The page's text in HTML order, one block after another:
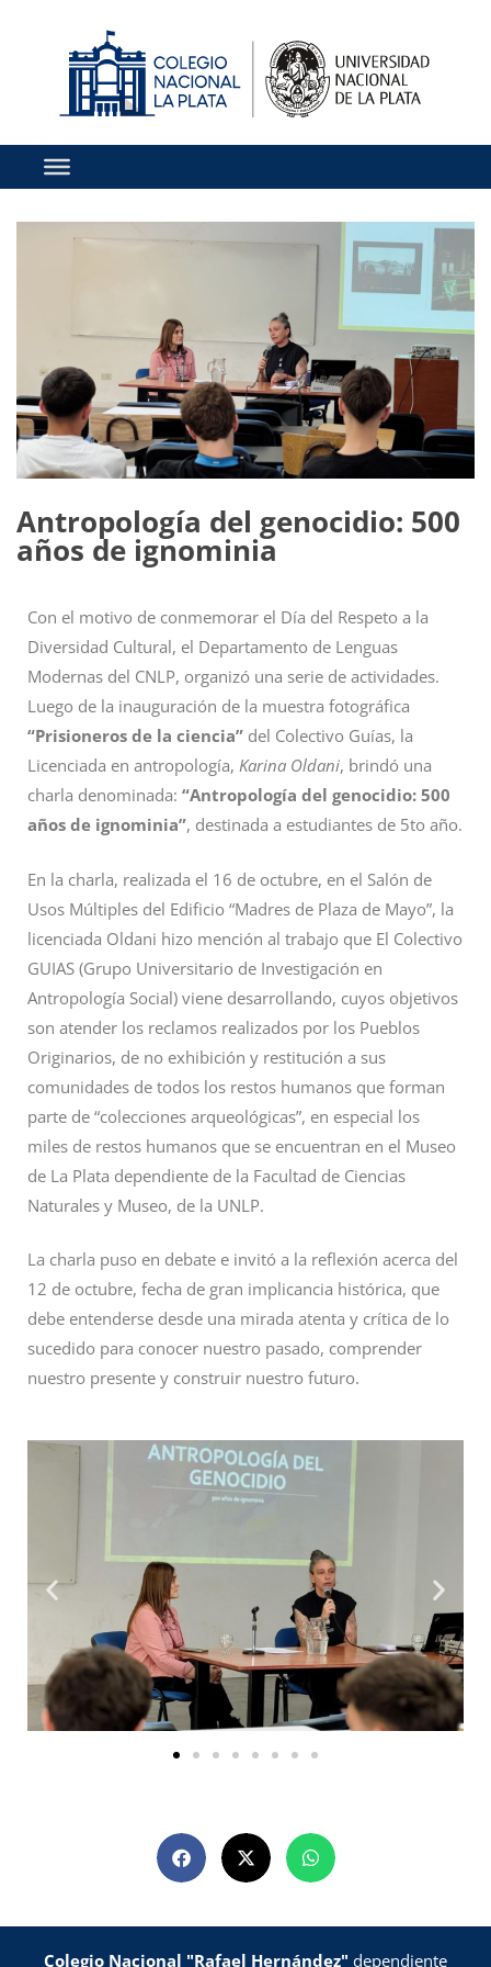
Antropología del genocidio: 500
años de ignominia
Con el motivo de conmemorar el Día del Respeto a la
Diversidad Cultural, el Departamento de Lenguas
Modernas del CNLP, organizó una serie de actividades.
Luego de la inauguración de la muestra fotográfica
“Prisioneros de la ciencia” del Colectivo Guías, la
Licenciada en antropología, Karina Oldani, brindó una
charla denominada: “Antropología del genocidio: 500
años de ignominia”, destinada a estudiantes de 5to año.
En la charla, realizada el 16 de octubre, en el Salón de
Usos Múltiples del Edificio “Madres de Plaza de Mayo”, la
licenciada Oldani hizo mención al trabajo que El Colectivo
GUIAS (Grupo Universitario de Investigación en
Antropología Social) viene desarrollando, cuyos objetivos
son atender los reclamos realizados por los Pueblos
Originarios, de no exhibición y restitución a sus
comunidades de todos los restos humanos que forman
parte de “colecciones arqueológicas”, en especial los
miles de restos humanos que se encuentran en el Museo
de La Plata dependiente de la Facultad de Ciencias
Naturales y Museo, de la UNLP.
La charla puso en debate e invitó a la reflexión acerca del
12 de octubre, fecha de gran implicancia histórica, que
debe entenderse desde una mirada atenta y crítica de lo
sucedido para conocer nuestro pasado, comprender
nuestro presente y construir nuestro futuro.
Colegio Nacional "Rafael Hernández" dependiente